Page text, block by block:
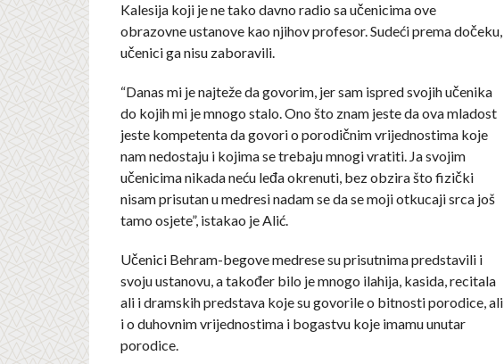
Kalesija koji je ne tako davno radio sa učenicima ove
obrazovne ustanove kao njihov profesor. Sudeći prema dočeku,
učenici ga nisu zaboravili.
“Danas mi je najteže da govorim, jer sam ispred svojih učenika
do kojih mi je mnogo stalo. Ono što znam jeste da ova mladost
jeste kompetenta da govori o porodičnim vrijednostima koje
nam nedostaju i kojima se trebaju mnogi vratiti. Ja svojim
učenicima nikada neću leđa okrenuti, bez obzira što fizički
nisam prisutan u medresi nadam se da se moji otkucaji srca još
tamo osjete”, istakao je Alić.
Učenici Behram-begove medrese su prisutnima predstavili i
svoju ustanovu, a također bilo je mnogo ilahija, kasida, recitala
ali i dramskih predstava koje su govorile o bitnosti porodice, ali
i o duhovnim vrijednostima i bogastvu koje imamu unutar
porodice.